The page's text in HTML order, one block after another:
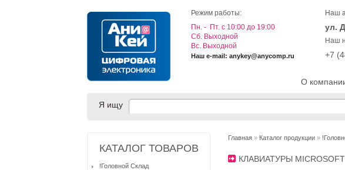
О
Режим работы:
Пн. - Пт. с 10:00 до 19:00
Cб. Выходной
Вс. Выходной
Наш e-mail: anykey@anycomp.ru
Наш
ул.
Наш
+7
Я ищу
Главная » Каталог продукции »
КЛАВИАТУРЫ MICROSOFT
КАТАЛОГ ТОВАРОВ
!Головной Склад